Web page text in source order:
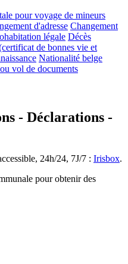
pour voyage de mineurs
d'adresse Changement
légale Décès
de bonnes vie et
Nationalité belge
vol de documents
- Déclarations -
24h/24, 7J/7 : Irisbox.
pour obtenir des